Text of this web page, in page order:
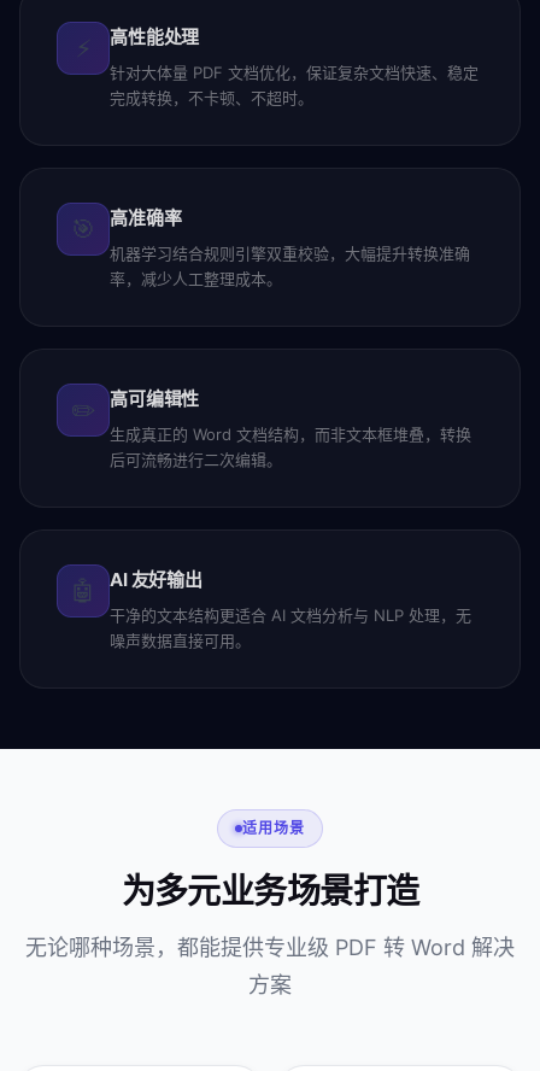
⚡ 高性能处理
针对大体量 PDF 文档优化，保证复杂文档快速、稳定
完成转换，不卡顿、不超时。
🎯 高准确率
机器学习结合规则引擎双重校验，大幅提升转换准确
率，减少人工整理成本。
✏️ 高可编辑性
生成真正的 Word 文档结构，而非文本框堆叠，转换
后可流畅进行二次编辑。
🤖 AI 友好输出
干净的文本结构更适合 AI 文档分析与 NLP 处理，无
噪声数据直接可用。
适用场景
为多元业务场景打造
无论哪种场景，都能提供专业级 PDF 转 Word 解决
方案